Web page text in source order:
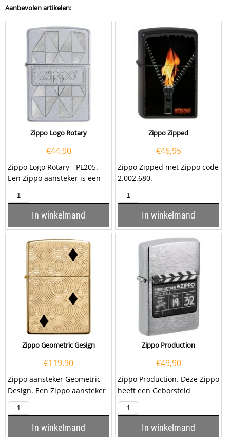
Aanbevolen artikelen:
Zippo Logo Rotary
€44,90
Zippo Logo Rotary - PL205.
Een Zippo aansteker is een
kwalitatief
goede aansteker met de...
In winkelmand
Zippo Zipped
€46,95
Zippo Zipped met Zippo code
2.002.680.
In winkelmand
Zippo Geometric Gesign
€119,90
Zippo aansteker Geometric
Design. Een Zippo aansteker
is een kwalitatief...
In winkelmand
Zippo Production
€49,90
Zippo Production. Deze Zippo
heeft een Geborsteld
Chromen afwerking met aan
de voorzijde...
In winkelmand